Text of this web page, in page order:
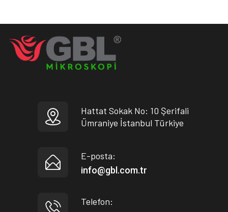
Hattat Sokak No: 10 Şerifali
Ümraniye İstanbul Türkiye
E-posta:
info@gbl.com.tr
Telefon: